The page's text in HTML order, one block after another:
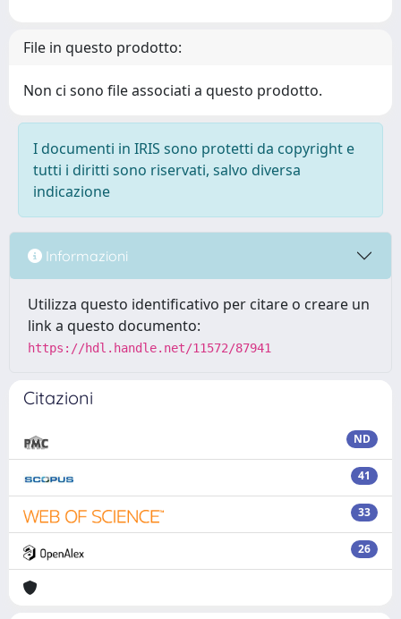
File in questo prodotto:
Non ci sono file associati a questo prodotto.
I documenti in IRIS sono protetti da copyright e
tutti i diritti sono riservati, salvo diversa
indicazione
Informazioni
Utilizza questo identificativo per citare o creare un
link a questo documento:
https://hdl.handle.net/11572/87941
Citazioni
ND
41
33
26